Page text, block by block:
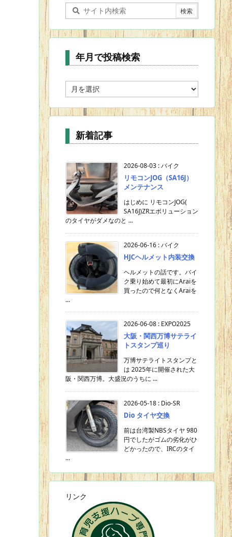
年月で投稿検索
月
で
投
稿
索
新着記事
2026-08-03 :バイク
リモコンJOG（SA16J）
メンテナンス
はじめに リモコンJOG(
SA16J)ZRエボリューション
のタイヤがダメなのと ...
2026-06-16 :バイク
HJCヘルメット内装交換
ヘルメットの話です。バイ
ク乗り始めて最初にAraiを
買ったので何となくAraiを
...
2026-06-08 : EXPO2025
大阪・関西万博サテライ
トスタンプ巡り
万博サテライトスタンプと
は 2025年に開催された大
阪・関西万博。大盛況のうちに ...
2026-05-18 : Dio-SR
Dio タイヤ交換
前は台湾製NBSタイヤ 980
円でしたがゴムの劣化がひ
どかったので、IRCのタイ
...
リンク